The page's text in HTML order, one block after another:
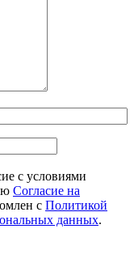
с условиями
Согласие на
с Политикой
данных.